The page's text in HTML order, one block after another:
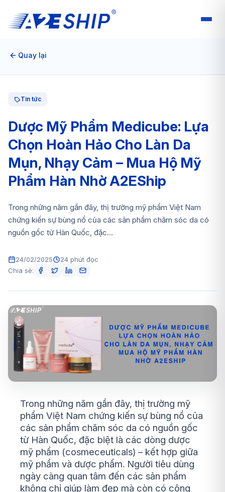
Quay lại
Tin tức
Dược Mỹ Phẩm Medicube: Lựa
Chọn Hoàn Hảo Cho Làn Da
Mụn, Nhạy Cảm – Mua Hộ Mỹ
Phẩm Hàn Nhờ A2EShip
Trong những năm gần đây, thị trường mỹ phẩm Việt Nam
chứng kiến sự bùng nổ của các sản phẩm chăm sóc da có
nguồn gốc từ Hàn Quốc, đặc...
24/02/2025
24 phút đọc
Chia sẻ:
Trong những năm gần đây, thị trường mỹ
phẩm Việt Nam chứng kiến sự bùng nổ của
các sản phẩm chăm sóc da có nguồn gốc
từ Hàn Quốc, đặc biệt là các dòng dược
mỹ phẩm (cosmeceuticals) – kết hợp giữa
mỹ phẩm và dược phẩm. Người tiêu dùng
ngày càng quan tâm đến các sản phẩm
không chỉ giúp làm đẹp mà còn có công